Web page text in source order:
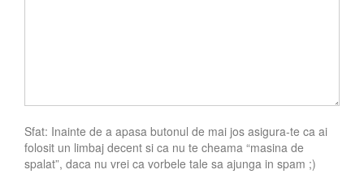
Sfat: Inainte de a apasa butonul de mai jos asigura-te ca ai
folosit un limbaj decent si ca nu te cheama “masina de
spalat”, daca nu vrei ca vorbele tale sa ajunga in spam ;)